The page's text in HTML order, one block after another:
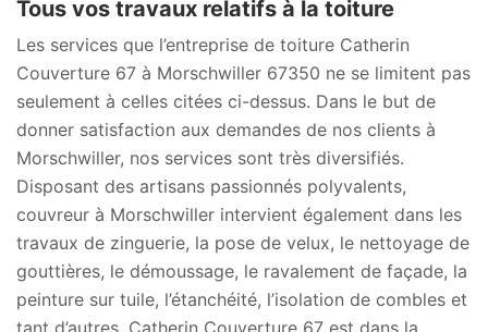
Tous vos travaux relatifs à la toiture
Les services que l’entreprise de toiture Catherin
Couverture 67 à Morschwiller 67350 ne se limitent pas
seulement à celles citées ci-dessus. Dans le but de
donner satisfaction aux demandes de nos clients à
Morschwiller, nos services sont très diversifiés.
Disposant des artisans passionnés polyvalents,
couvreur à Morschwiller intervient également dans les
travaux de zinguerie, la pose de velux, le nettoyage de
gouttières, le démoussage, le ravalement de façade, la
peinture sur tuile, l’étanchéité, l’isolation de combles et
tant d’autres. Catherin Couverture 67 est dans la